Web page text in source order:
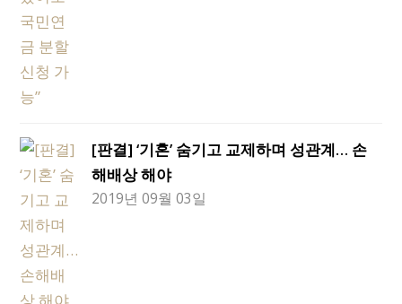
[판결] ‘기혼’ 숨기고 교제하며 성관계… 손
해배상 해야
2019년 09월 03일